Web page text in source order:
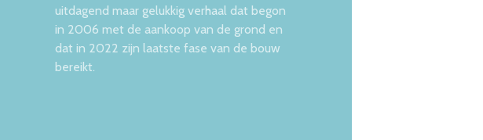
uitdagend maar gelukkig verhaal dat begon
in 2006 met de aankoop van de grond en
dat in 2022 zijn laatste fase van de bouw
bereikt.